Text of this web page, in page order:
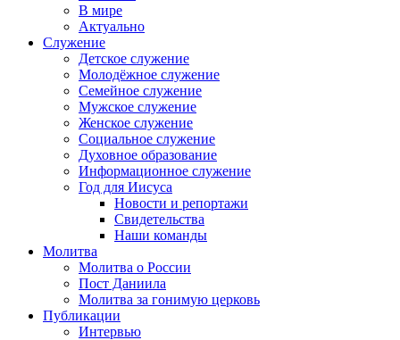
В мире
Актуально
Служение
Детское служение
Молодёжное служение
Семейное служение
Мужское служение
Женское служение
Социальное служение
Духовное образование
Информационное служение
Год для Иисуса
Новости и репортажи
Свидетельства
Наши команды
Молитва
Молитва о России
Пост Даниила
Молитва за гонимую церковь
Публикации
Интервью